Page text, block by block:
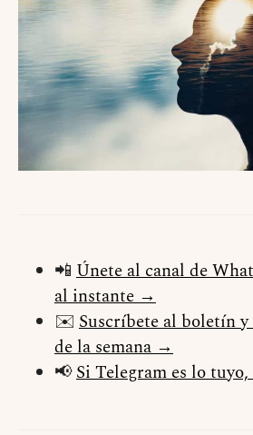
📲 Únete al canal de
al instante →
✉️ Suscríbete al boletín
de la semana →
📢Si Telegram es lo